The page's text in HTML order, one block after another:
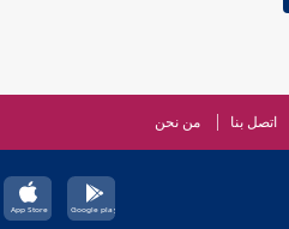
اتصل بنا من نحن